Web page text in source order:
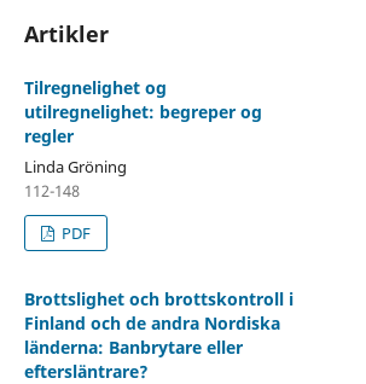
Artikler
Tilregnelighet og
utilregnelighet: begreper og
regler
Linda Gröning
112-148
PDF
Brottslighet och brottskontroll i
Finland och de andra Nordiska
länderna: Banbrytare eller
eftersläntrare?